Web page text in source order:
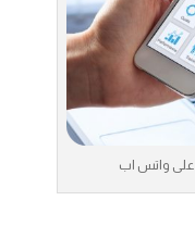
على واتس اب